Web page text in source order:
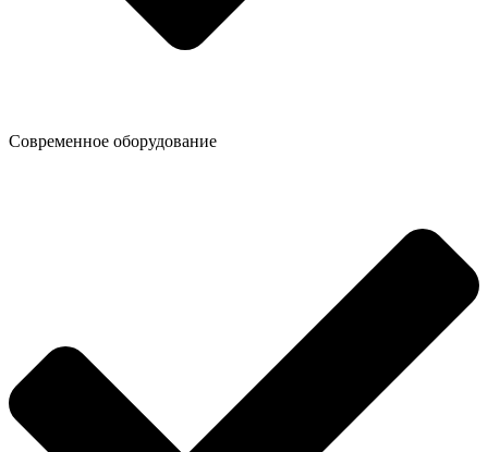
Современное оборудование